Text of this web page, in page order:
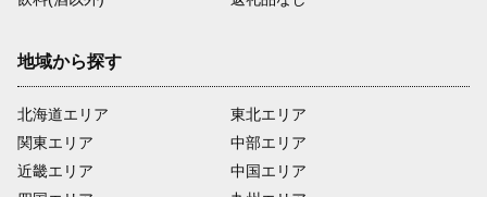
地域から探す
北海道エリア
関東エリア
近畿エリア
東北エリア
中部エリア
中国エリア